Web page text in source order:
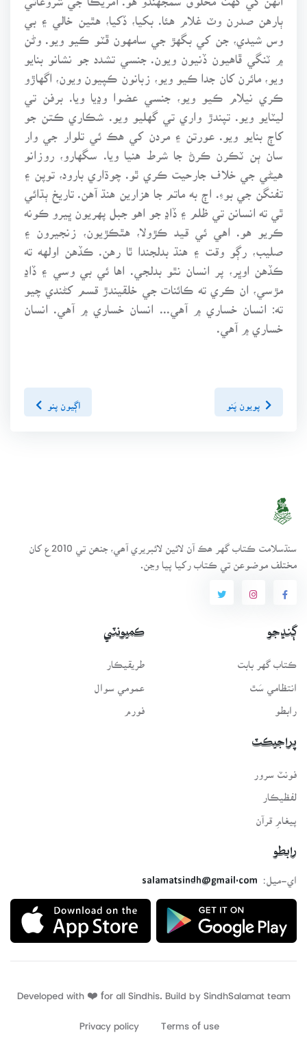
ٻارهن صدرن وٽ غلام هئا. بکيا، ڏکيا، هٿين خالي ۽ بي
وس شيدي، جن کي بگهڙ جي سامهون ڦٽو ڪيو ويو. وڻن
۾ ٽنگي ڦاهيون ڏنيون ويون. جنسي تشدد جو نشانو بنايو
ويو، مائرن کان جدا ڪيو ويو، زبانون ڪپيون ويون، اگهاڙو
ڪري نيلام ڪيو ويو، جنسي عضوا وڍيا ويا. برفن تي
ليٽايو ويو. تپندڙ واري تي گهليو ويو. شڪاري ڪتن جو
کاڄ بنايو ويو. عورتن ۽ مردن کي هڪ ئي تلوار جي وار
سان ٻن ٽڪرن ڪرڻ جا شرط هنيا ويا. سگهارو، روزانو
هيڻي جي خلاف جارحيت ڪري ٿو. چوڌاري بارود، توپن ۽
تفنگن جي بوءِ. اڄ به ماتم جا هزارين هنڌ آهن. تاريخ ٻڌائي
ٿي ته انسانن تي ظلم ۽ ڏاڍ جو اهو جبل پهريون ڀيرو ڪونه
ڪريو هو. اهي ئي قيد ڪڙولا، هٿڪڙيون، زنجيرون ۽
صليب، رڳو وقت ۽ هنڌ بدلجندا ٿا رهن. ڪڏهن اولهه ته
ڪڏهن اوڀر، پر انسان نٿو بدلجي. اها ئي بي وسي ۽ ڏاڍ
مڙسي، ان ڪري ته ڪائنات جي خلقيندڙ قسم کڻندي چيو
ته: انسان خساري ۾ آهي... انسان خساري ۾ آهي. انسان
خساري ۾ آهي.
پويون پَنو اڳيون پنو
سنڌسلامت ڪتاب گهر ھڪ آن لائين لائبريري آھي، جنھن تي 2010ع کان
مختلف موضوعن تي ڪتاب رکيا پيا وڃن.
ڳنڍجو
ڪتاب گهر بابت
انتظامي سَٿ
رابطو
ڪميونٽي
طريقيڪار
عمومي سوال
فورم
پراجيڪٽ
لفظيڪار
پيغامِ قرآن
رابطو
اي-ميل:
salamatsindh@gmail.com
Developed with ❤️ for all Sindhis. Build by
Terms of use